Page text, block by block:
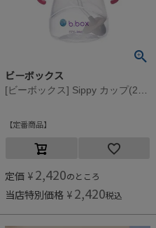
ビーボックス
[ビーボックス] Sippy カップ(240ml) ラズベリー
定番商品
定価 ¥ 2,420のところ
当店特別価格 ¥ 2,420税込